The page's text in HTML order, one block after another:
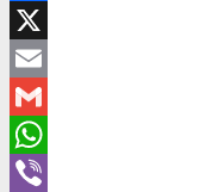
Facebook
X
Email
Gmail
WhatsApp